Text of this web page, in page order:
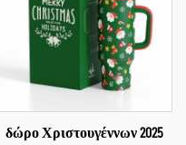
δώρο Χριστουγέννων 2025